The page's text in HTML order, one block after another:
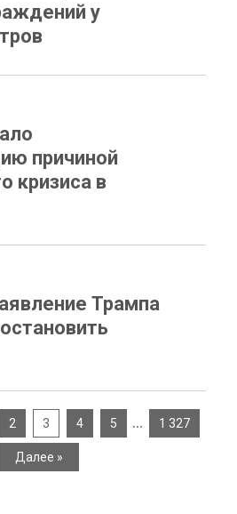
у
причиной
кризиса в
Трампа
2 3 4 5 … 1 327
Далее »